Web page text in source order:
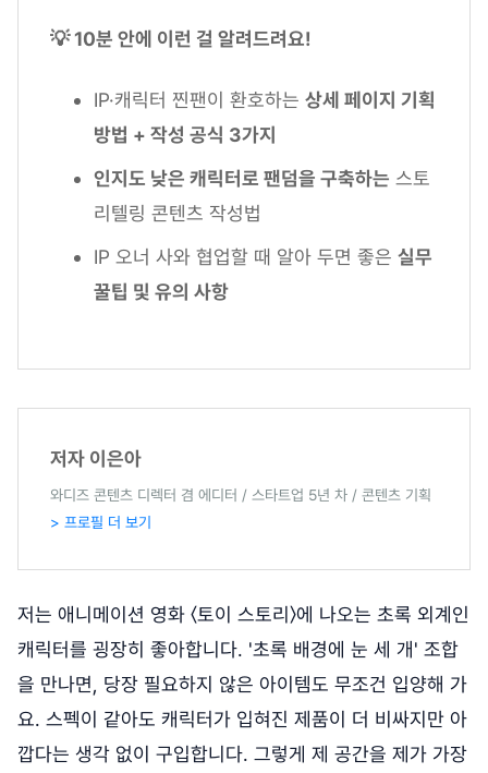
💡 10분 안에 이런 걸 알려드려요!
IP·캐릭터 찐팬이 환호하는 상세 페이지 기획
방법 + 작성 공식 3가지
인지도 낮은 캐릭터로 팬덤을 구축하는 스토
리텔링 콘텐츠 작성법
IP 오너 사와 협업할 때 알아 두면 좋은 실무
꿀팁 및 유의 사항
저자 이은아
와디즈 콘텐츠 디렉터 겸 에디터 / 스타트업 5년 차 / 콘텐츠 기획
> 프로필 더 보기
저는 애니메이션 영화 〈토이 스토리〉에 나오는 초록 외계인
캐릭터를 굉장히 좋아합니다. '초록 배경에 눈 세 개' 조합
을 만나면, 당장 필요하지 않은 아이템도 무조건 입양해 가
요. 스펙이 같아도 캐릭터가 입혀진 제품이 더 비싸지만 아
깝다는 생각 없이 구입합니다. 그렇게 제 공간을 제가 가장